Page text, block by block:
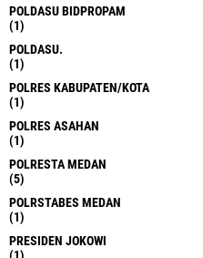
POLDASU BIDPROPAM
(1)
POLDASU.
(1)
POLRES KABUPATEN/KOTA
(1)
POLRES ASAHAN
(1)
POLRESTA MEDAN
(5)
POLRSTABES MEDAN
(1)
PRESIDEN JOKOWI